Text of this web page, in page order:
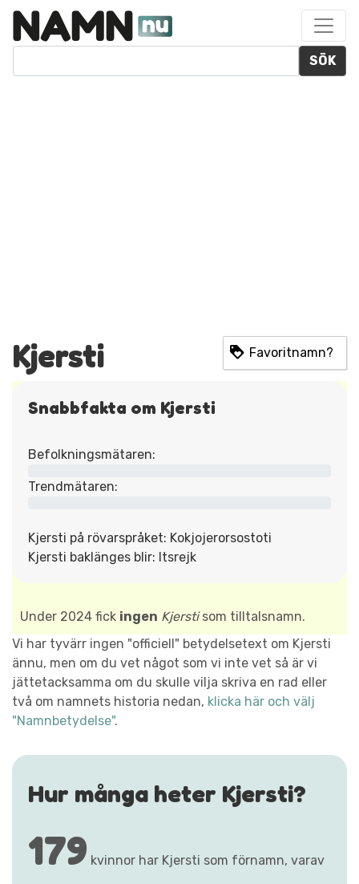
SÖK
Kjersti Favoritnamn?
Snabbfakta om Kjersti
Befolkningsmätaren:
Trendmätaren:
Kjersti på rövarspråket: Kokjojerorsostoti
Kjersti baklänges blir: Itsrejk
Under 2024 fick ingen Kjerstisom tilltalsnamn.
Vi har tyvärr ingen "officiell" betydelsetext om Kjersti
ännu, men om du vet något som vi inte vet så är vi
jättetacksamma om du skulle vilja skriva en rad eller
två om namnets historia nedan, klicka här och välj
"Namnbetydelse".
Hur många heter Kjersti?
179 kvinnor har Kjersti som förnamn, varav